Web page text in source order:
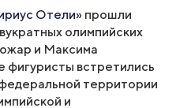
Отели» прошли
олимпийских
и Максима
фигуристы встретились
территории
и